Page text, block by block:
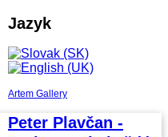
Jazyk
Artem Gallery
Peter Plavčan -